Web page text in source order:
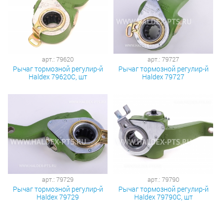
арт.: 79620
Рычаг тормозной регулир-й
Haldex 79620С, шт
арт.: 79727
Рычаг тормозной регулир-й
Haldex 79727
арт.: 79729
Рычаг тормозной регулир-й
Haldex 79729
арт.: 79790
Рычаг тормозной регулир-й
Haldex 79790С, шт